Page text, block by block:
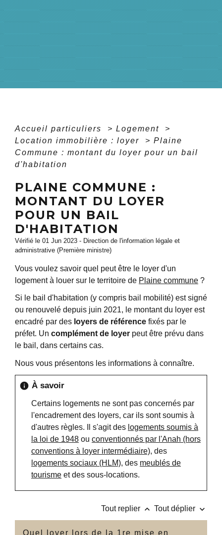
Accueil particuliers > Logement
>
Location immobilière : loyer
> Plaine
Commune : montant du loyer pour un bail
d'habitation
PLAINE COMMUNE :
MONTANT DU LOYER
POUR UN BAIL
D'HABITATION
Vérifié le 01 Jun 2023 - Direction de l'information légale et
administrative (Première ministre)
Vous voulez savoir quel peut être le loyer d'un
logement à louer sur le territoire de Plaine commune ?
Si le bail d'habitation (y compris bail mobilité) est signé
ou renouvelé depuis juin 2021, le montant du loyer est
encadré par des loyers de référence fixés par le
préfet. Un complément de loyer peut être prévu dans
le bail, dans certains cas.
Nous vous présentons les informations à connaître.
info À savoir
Certains logements ne sont pas concernés par
l'encadrement des loyers, car ils sont soumis à
d'autres règles. Il s'agit des logements soumis à
la loi de 1948 ou conventionnés par l'Anah (hors
conventions à loyer intermédiaire), des
logements sociaux (HLM), des meublés de
tourisme et des sous-locations.
Tout replier keyboard_arrow_up Tout déplier keyboard_arrow_down
Quel loyer lors de la 1re mise en